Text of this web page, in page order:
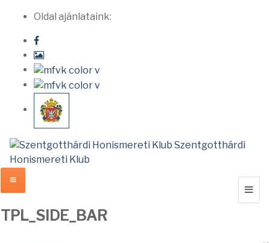
Oldal ajánlataink:
Szentgotthárdi
Honismereti Klub
TPL_SIDE_BAR